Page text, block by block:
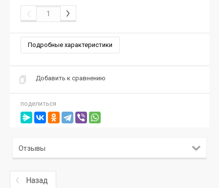
Подробные характеристики
Добавить к сравнению
поделиться
Отзывы
Назад